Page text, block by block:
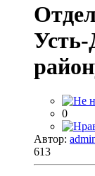
0
Автор:
613